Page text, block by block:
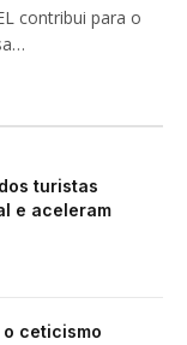
contribui para o
turistas
e aceleram
ceticismo